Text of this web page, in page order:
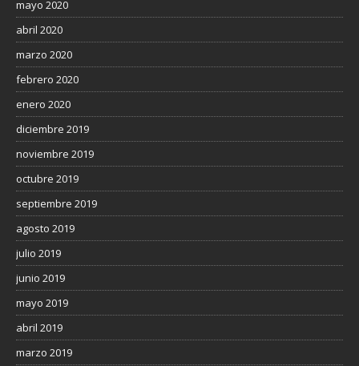
mayo 2020
abril 2020
marzo 2020
febrero 2020
enero 2020
diciembre 2019
noviembre 2019
octubre 2019
septiembre 2019
agosto 2019
julio 2019
junio 2019
mayo 2019
abril 2019
marzo 2019